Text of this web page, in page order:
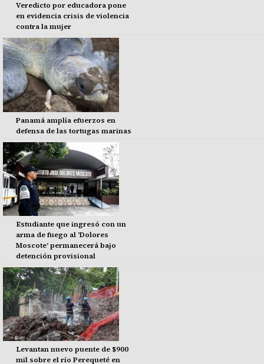
Veredicto por educadora pone
en evidencia crisis de violencia
contra la mujer
Panamá amplía efuerzos en
defensa de las tortugas marinas
Estudiante que ingresó con un
arma de fuego al 'Dolores
Moscote' permanecerá bajo
detención provisional
Levantan nuevo puente de $900
mil sobre el río Perequeté en